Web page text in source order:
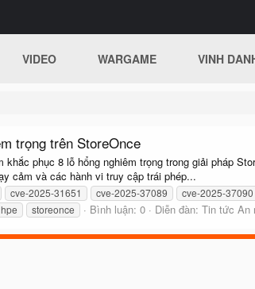
VIDEO WARGAME VINH
trọng trên StoreOnce
phục 8 lỗ hổng nghiêm trọng trong giải pháp
cảm và các hành vi truy cập trái phép...
cve-2025-31651 cve-2025-37089 cve-2025-37090
hpe storeonce Bình luận: 0 Diễn đàn: Tin tức An